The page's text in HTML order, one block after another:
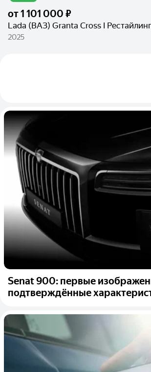
от1 101 000 ₽
Lada (ВАЗ) Granta Cross I Рестайлинг
2025
Senat 900: первые
подтверждённые